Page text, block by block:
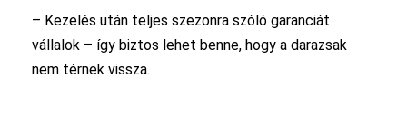
– Kezelés után teljes szezonra szóló garanciát
vállalok – így biztos lehet benne, hogy a darazsak
nem térnek vissza.